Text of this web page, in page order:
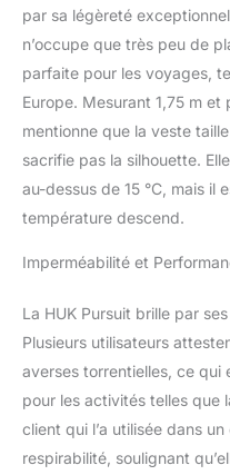
par sa légèreté
n’occupe que très peu de
parfaite pour les voyages,
Europe. Mesurant 1,75 m
mentionne que la veste
sacrifie pas la silhouette.
au-dessus de 15 °C, mais il
température descend.
Imperméabilité et
La HUK Pursuit brille par
Plusieurs utilisateurs
averses torrentielles, ce qui
pour les activités telles que
client qui l’a utilisée dans
respirabilité, soulignant